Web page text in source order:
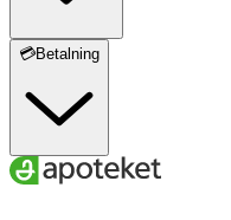
💳Betalning